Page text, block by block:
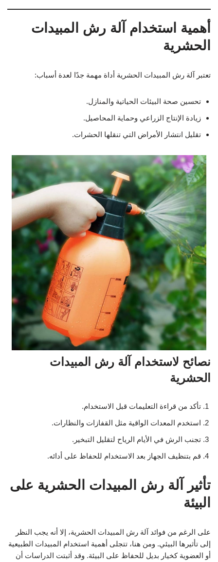
أهمية استخدام آلة رش المبيدات
الحشرية
تعتبر آلة رش المبيدات الحشرية أداة مهمة جدًا لعدة أسباب:
تحسين صحة البيئات الحياتية والمنازل.
زيادة الإنتاج الزراعي وحماية المحاصيل.
تقليل انتشار الأمراض التي تنقلها الحشرات.
نصائح لاستخدام آلة رش المبيدات
الحشرية
تأكد من قراءة التعليمات قبل الاستخدام.
استخدم المعدات الواقية مثل القفازات والنظارات.
تجنب الرش في الأيام الرياح لتقليل التبخير.
قم بتنظيف الجهاز بعد الاستخدام للحفاظ على أدائه.
تأثير آلة رش المبيدات الحشرية على
البيئة
على الرغم من فوائد آلة رش المبيدات الحشرية، إلا أنه يجب النظر
إلى تأثيرها البيئي. ومن هنا، تتجلى أهمية استخدام المبيدات الطبيعية
أو العضوية كخيار بديل للحفاظ على البيئة. وقد أثبتت الدراسات أن